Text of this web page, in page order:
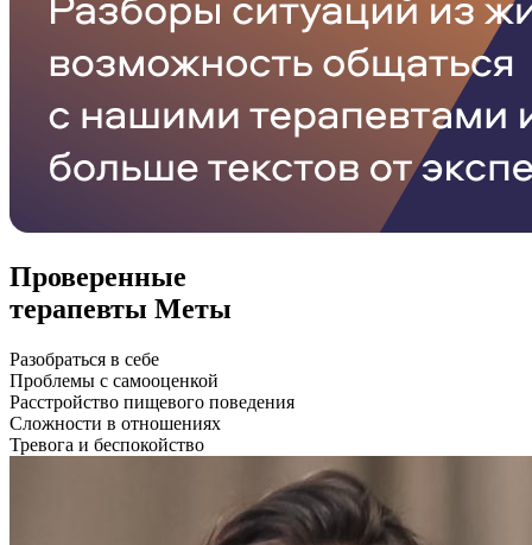
Проверенные
терапевты Меты
Разобраться в себе
Проблемы с самооценкой
Расстройство пищевого поведения
Сложности в отношениях
Тревога и беспокойство